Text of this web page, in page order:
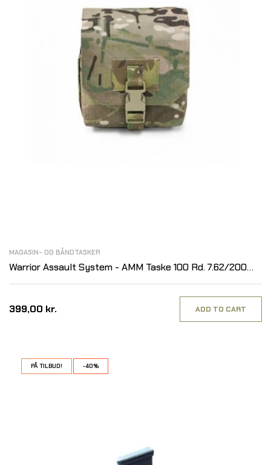
MAGASIN- OG BÅNDTASKER
Warrior Assault System - AMM Taske 100 Rd. 7.62/200
Rd. 5.56
399,00 kr. ADD TO CART
PÅ TILBUD! -40%